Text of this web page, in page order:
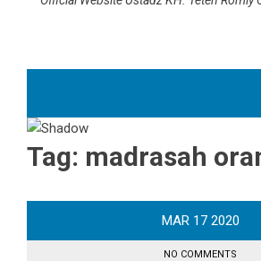
Tag: madrasah
MAR 17 2020
NO COMMENTS